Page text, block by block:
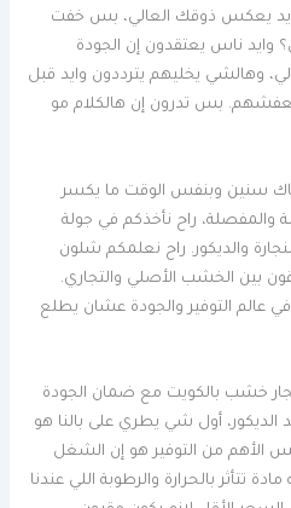
يعكس ذوقك العالي، بس خفت
وايد ناس يعتقدون إن الجودة
وهالشي يخليهم يترددون وايد قبل
بس تدرون إن هالكلام مو
سنين وبنفس الوقت ما يكسر
والمفصلة، راح نأخذكم في جولة
والديكور. راح نعلمكم شلون
بين الخشب الأصلي والتجاري.
في عالم التوفير والجودة عشان يطلع
خشب بالكويت مع ضمان الجودة
الديكور، أول شي يطري على بالنا هو
بس الأهم من التوفير هو إن الشغل
بالحرارة والرطوبة اللي عندنا